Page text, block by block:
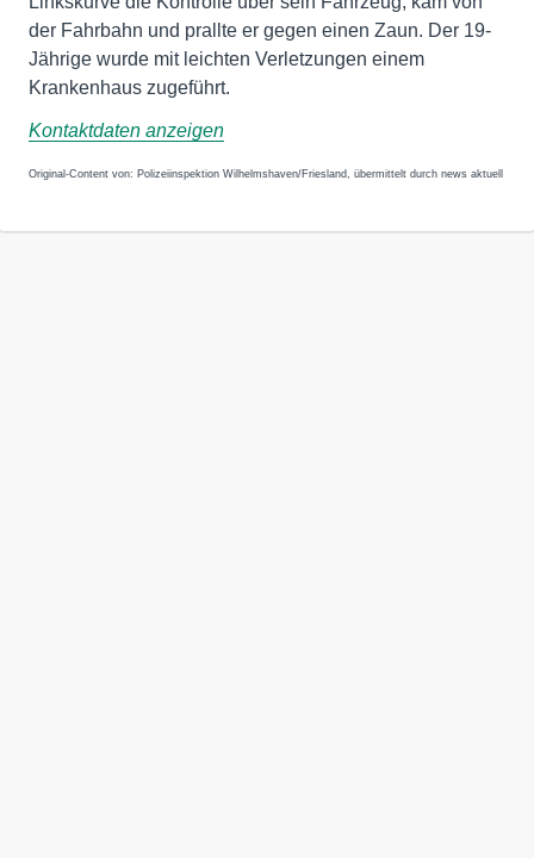
der Fahrbahn und prallte er gegen einen Zaun. Der 19-
Jährige wurde mit leichten Verletzungen einem
Krankenhaus zugeführt.
Kontaktdaten anzeigen
Original-Content von: Polizeiinspektion Wilhelmshaven/Friesland, übermittelt durch news aktuell